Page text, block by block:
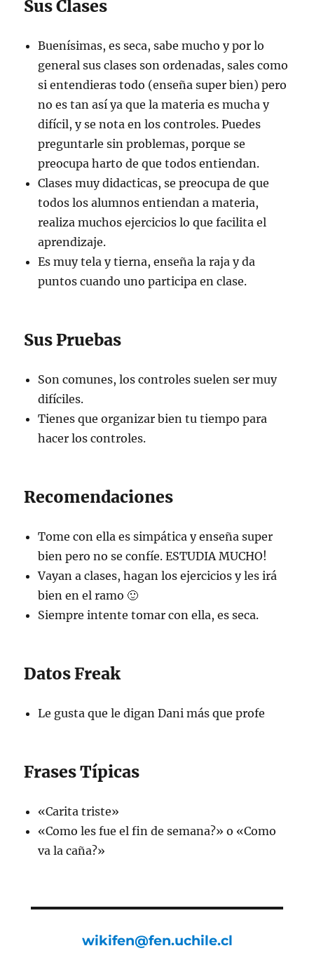
Sus Clases
Buenísimas, es seca, sabe mucho y por lo
general sus clases son ordenadas, sales como
si entendieras todo (enseña super bien) pero
no es tan así ya que la materia es mucha y
difícil, y se nota en los controles. Puedes
preguntarle sin problemas, porque se
preocupa harto de que todos entiendan.
Clases muy didacticas, se preocupa de que
todos los alumnos entiendan a materia,
realiza muchos ejercicios lo que facilita el
aprendizaje.
Es muy tela y tierna, enseña la raja y da
puntos cuando uno participa en clase.
Sus Pruebas
Son comunes, los controles suelen ser muy
difíciles.
Tienes que organizar bien tu tiempo para
hacer los controles.
Recomendaciones
Tome con ella es simpática y enseña super
bien pero no se confíe. ESTUDIA MUCHO!
Vayan a clases, hagan los ejercicios y les irá
bien en el ramo 🙂
Siempre intente tomar con ella, es seca.
Datos Freak
Le gusta que le digan Dani más que profe
Frases Típicas
«Carita triste»
«Como les fue el fin de semana?» o «Como
va la caña?»
wikifen@fen.uchile.cl